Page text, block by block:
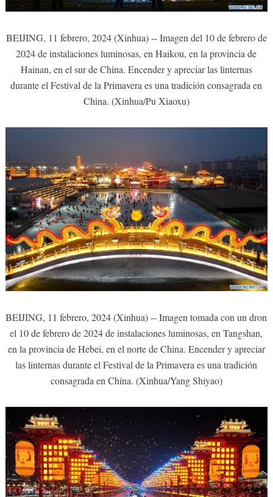
BEIJING, 11 febrero, 2024 (Xinhua) -- Imagen del 10 de febrero de
2024 de instalaciones luminosas, en Haikou, en la provincia de
Hainan, en el sur de China. Encender y apreciar las linternas
durante el Festival de la Primavera es una tradición consagrada en
China. (Xinhua/Pu Xiaoxu)
BEIJING, 11 febrero, 2024 (Xinhua) -- Imagen tomada con un dron
el 10 de febrero de 2024 de instalaciones luminosas, en Tangshan,
en la provincia de Hebei, en el norte de China. Encender y apreciar
las linternas durante el Festival de la Primavera es una tradición
consagrada en China. (Xinhua/Yang Shiyao)